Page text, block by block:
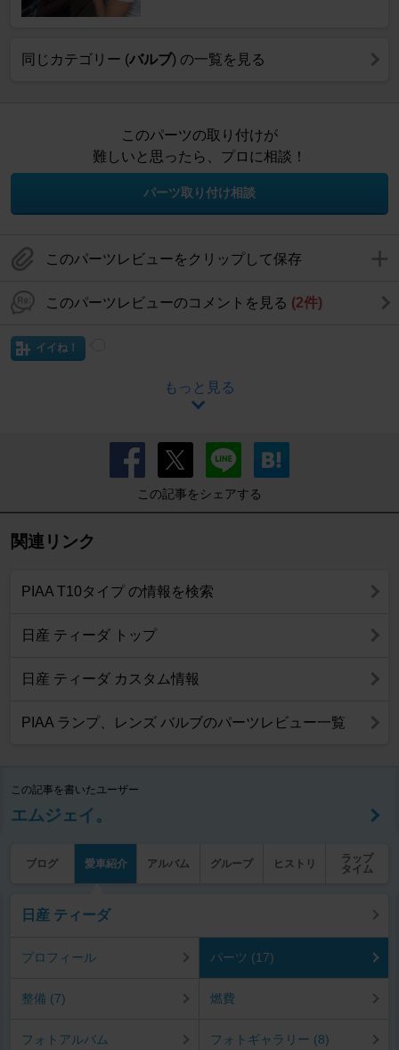
同じカテゴリー (バルブ) の一覧を見る
このパーツの取り付けが
難しいと思ったら、プロに相談！
パーツ取り付け相談
このパーツレビューをクリップして保存
このパーツレビューのコメントを見る (2件)
イイね！
もっと見る
この記事をシェアする
関連リンク
PIAA T10タイプ の情報を検索
日産 ティーダ トップ
日産 ティーダ カスタム情報
PIAA ランプ、レンズ バルブのパーツレビュー一覧
この記事を書いたユーザー
エムジェイ。
ブログ 愛車紹介 アルバム グループ ヒストリ
ラップ
タイム
日産 ティーダ
プロフィール パーツ (17)
整備 (7) 燃費
フォトアルバム フォトギャラリー (8)